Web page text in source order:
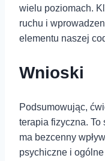
wielu poziomach.
ruchu i
elementu naszej
Wnioski
Podsumowując,
terapia fizyczna. To
ma bezcenny
psychiczne i